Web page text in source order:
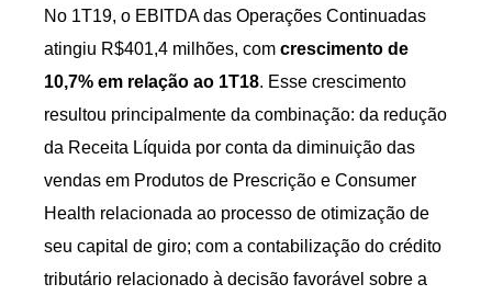
No 1T19, o EBITDA das Operações Continuadas
atingiu R$401,4 milhões, com crescimento de
10,7% em relação ao 1T18. Esse crescimento
resultou principalmente da combinação: da redução
da Receita Líquida por conta da diminuição das
vendas em Produtos de Prescrição e Consumer
Health relacionada ao processo de otimização de
seu capital de giro; com a contabilização do crédito
tributário relacionado à decisão favorável sobre a